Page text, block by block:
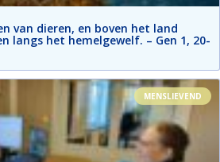
van dieren, en boven het land
langs het hemelgewelf. – Gen 1, 20-
MENSLIEVEND